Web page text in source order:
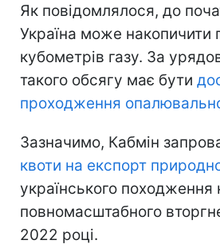
Як повідомлялося, до
Україна може накопичити
кубометрів газу. За
такого обсягу має бути
проходження
Зазначимо, Кабмін
квоти на експорт
українського походження
повномасштабного
2022 році.